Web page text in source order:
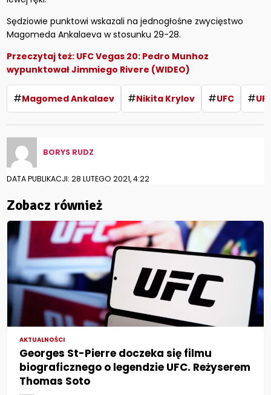
Sędziowie punktowi wskazali na jednogłośne zwycięstwo
Magomeda Ankalaeva w stosunku 29-28.
Przeczytaj też: UFC Vegas 20: Pedro Munhoz
wypunktował Jimmiego Rivere (WIDEO)
#Magomed Ankalaev #Nikita Krylov #UFC #
BORYS RUDZ
DATA PUBLIKACJI: 28 LUTEGO 2021, 4:22
Zobacz również
AKTUALNOŚCI
Georges St-Pierre doczeka się filmu
biograficznego o legendzie UFC. Reżyserem
Thomas Soto